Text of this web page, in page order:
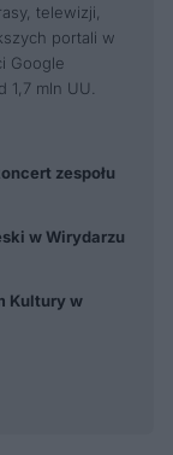
telewizji,
portali w
Google
mln UU.
zespołu
w Wirydarzu
Kultury w